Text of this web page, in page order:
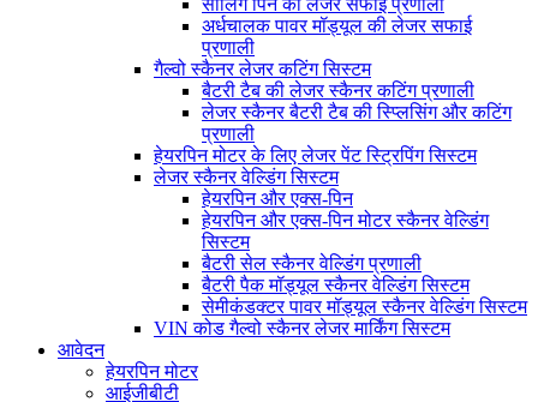
सीलिंग पिन की लेजर सफाई प्रणाली
अर्धचालक पावर मॉड्यूल की लेजर सफाई
प्रणाली
गैल्वो स्कैनर लेजर कटिंग सिस्टम
बैटरी टैब की लेजर स्कैनर कटिंग प्रणाली
लेजर स्कैनर बैटरी टैब की स्प्लिसिंग और कटिंग
प्रणाली
हेयरपिन मोटर के लिए लेजर पेंट स्ट्रिपिंग सिस्टम
लेजर स्कैनर वेल्डिंग सिस्टम
हेयरपिन और एक्स-पिन
हेयरपिन और एक्स-पिन मोटर स्कैनर वेल्डिंग
सिस्टम
बैटरी सेल स्कैनर वेल्डिंग प्रणाली
बैटरी पैक मॉड्यूल स्कैनर वेल्डिंग सिस्टम
सेमीकंडक्टर पावर मॉड्यूल स्कैनर वेल्डिंग सिस्टम
VIN कोड गैल्वो स्कैनर लेजर मार्किंग सिस्टम
आवेदन
हेयरपिन मोटर
आईजीबीटी